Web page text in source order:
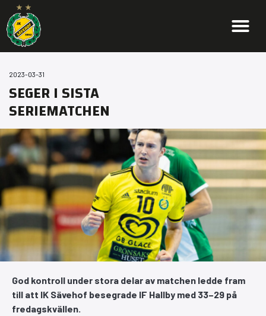
2023-03-31
SEGER I SISTA
SERIEMATCHEN
God kontroll under stora delar av matchen ledde fram
till att IK Sävehof besegrade IF Hallby med 33–29 på
fredagskvällen.